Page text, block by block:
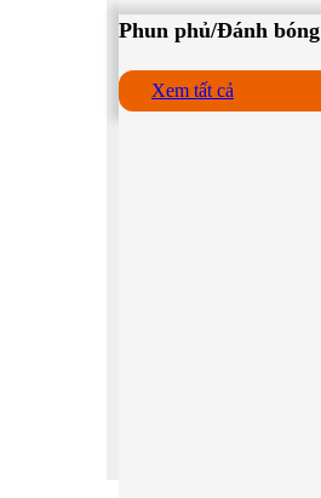
Phun phủ/Đánh bóng
Xem tất cả